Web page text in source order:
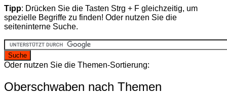
Tipp: Drücken Sie die Tasten Strg + F gleichzeitig, um
spezielle Begriffe zu finden! Oder nutzen Sie die
seiteninterne Suche.
Oder nutzen Sie die Themen-Sortierung:
Oberschwaben nach Themen